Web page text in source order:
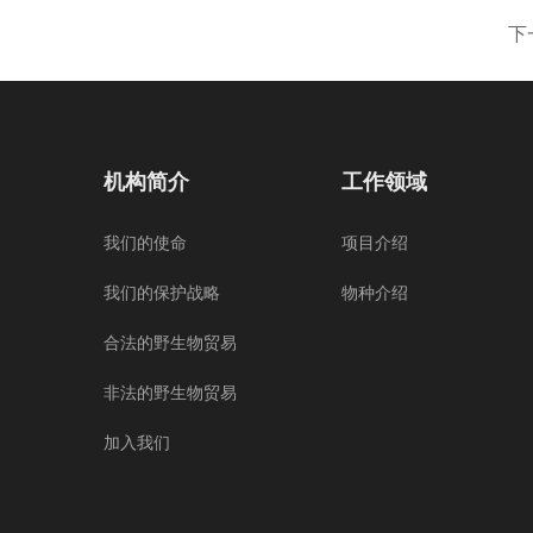
下
机构简介
我们的使命
我们的保护战略
合法的野生物贸易
非法的野生物贸易
加入我们
工作领域
项目介绍
物种介绍